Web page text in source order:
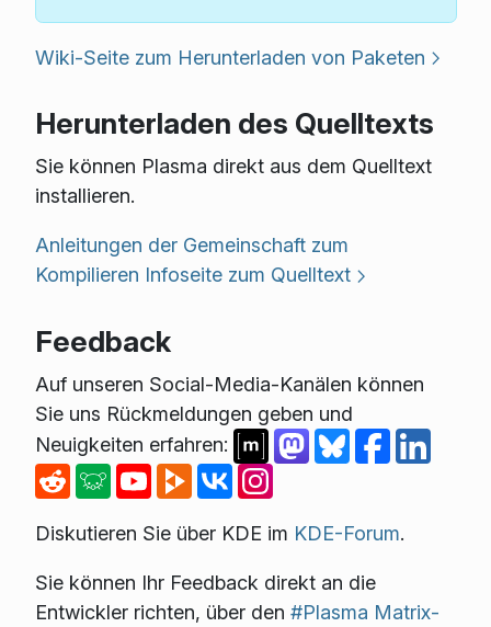
Wiki-Seite zum Herunterladen von Paketen
Herunterladen des Quelltexts
Sie können Plasma direkt aus dem Quelltext
installieren.
Anleitungen der Gemeinschaft zum
Kompilieren Infoseite zum Quelltext
Feedback
Auf unseren Social-Media-Kanälen können
Sie uns Rückmeldungen geben und
Neuigkeiten erfahren:
Diskutieren Sie über KDE im KDE-Forum.
Sie können Ihr Feedback direkt an die
Entwickler richten, über den #Plasma Matrix-